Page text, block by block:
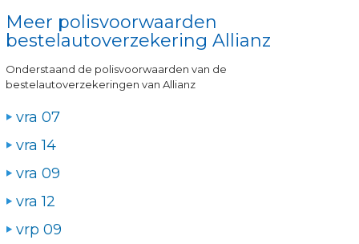
Meer polisvoorwaarden
bestelautoverzekering Allianz
Onderstaand de polisvoorwaarden van de
bestelautoverzekeringen van Allianz
vra 07
vra 14
vra 09
vra 12
vrp 09